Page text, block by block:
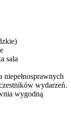
sala
niepełnosprawnych
wydarzeń.
wygodną